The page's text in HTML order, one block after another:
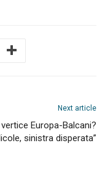
Next article
Europa-Balcani?
sinistra disperata”